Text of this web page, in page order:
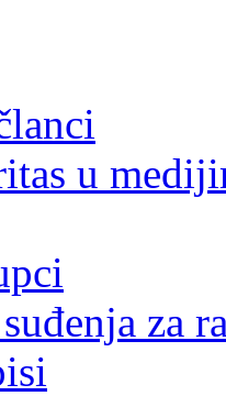
u
za